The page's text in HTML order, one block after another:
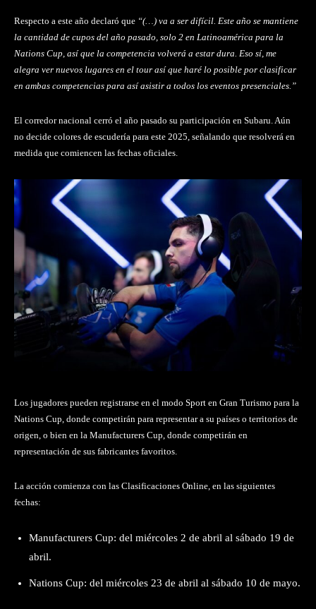
Respecto a este año declaró que “(…) va a ser difícil. Este año se mantiene
la cantidad de cupos del año pasado, solo 2 en Latinoamérica para la
Nations Cup, así que la competencia volverá a estar dura. Eso sí, me
alegra ver nuevos lugares en el tour así que haré lo posible por clasificar
en ambas competencias para así asistir a todos los eventos presenciales.”
El corredor nacional cerró el año pasado su participación en Subaru. Aún
no decide colores de escudería para este 2025, señalando que resolverá en
medida que comiencen las fechas oficiales.
Los jugadores pueden registrarse en el modo Sport en Gran Turismo para la
Nations Cup, donde competirán para representar a su países o territorios de
origen, o bien en la Manufacturers Cup, donde competirán en
representación de sus fabricantes favoritos.
La acción comienza con las Clasificaciones Online, en las siguientes
fechas:
Manufacturers Cup: del miércoles 2 de abril al sábado 19 de
abril.
Nations Cup: del miércoles 23 de abril al sábado 10 de mayo.